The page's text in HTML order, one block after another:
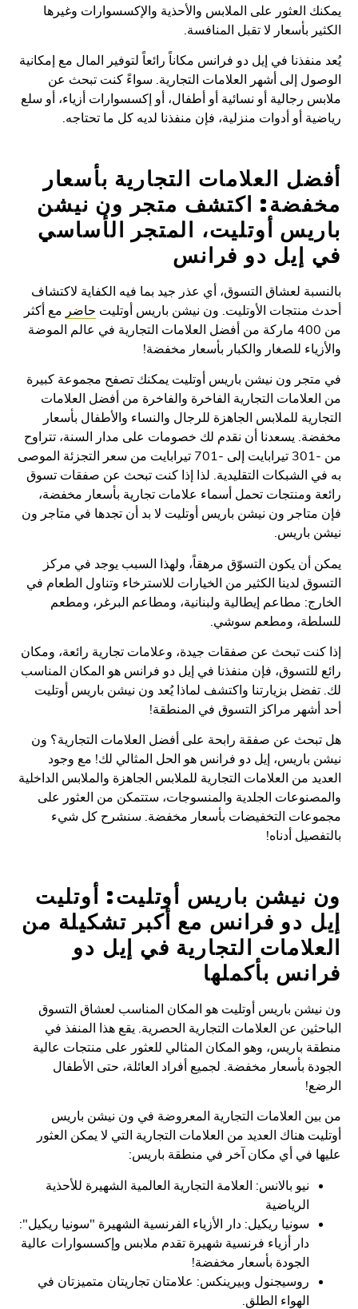
العثور على الملابس والأحذية والإكسسوارات وغيرها
بأسعار لا تقبل المنافسة.
في إيل دو فرانس مكاناً رائعاً لتوفير المال مع إمكانية
إلى أشهر العلامات التجارية. سواءً كنت تبحث عن
رجالية أو نسائية أو أطفال، أو إكسسوارات أزياء، أو سلع
أو أدوات منزلية، فإن منفذنا لديه كل ما تحتاجه.
العلامات التجارية بأسعار
اكتشف متجر ون نيشن
أوتليت، المتجر الأساسي
إيل دو فرانس
لعشاق التسوق، أي عذر جيد بما فيه الكفاية لاكتشاف
منتجات الأوتليت. ون نيشن باريس أوتليتحاضرمع أكثر
من 400 ماركة من أفضل العلامات التجارية في عالم الموضة
للصغار والكبار بأسعار مخفضة!
ون نيشن باريس أوتليت يمكنك تصفح مجموعة كبيرة
التجارية الفاخرة والفاخرة من أفضل العلامات
للملابس الجاهزة للرجال والنساء والأطفال بأسعار
يسعدنا أن نقدم لك خصومات على مدار السنة، تتراوح
من -301 تيرابايت إلى -701 تيرابايت من سعر التجزئة الموصى
الشبكات التقليدية. لذا إذا كنت تبحث عن صفقات تسوق
ومنتجات تحمل أسماء علامات تجارية بأسعار مخفضة،
ون نيشن باريس أوتليت لا بد أن تجدها في متاجر ون
باريس.
أن يكون التسوّق مرهقاً، ولهذا السبب يوجد في مركز
لدينا الكثير من الخيارات للاسترخاء وتناول الطعام في
مطاعم إيطالية ولبنانية، ومطاعم البرغر، ومطعم
ومطعم سوشي.
تبحث عن صفقات جيدة، وعلامات تجارية رائعة، ومكان
للتسوق، فإن منفذنا في إيل دو فرانس هو المكان المناسب
بزيارتنا واكتشف لماذا يُعد ون نيشن باريس أوتليت
مراكز التسوق في المنطقة!
عن صفقة رابحة على أفضل العلامات التجارية؟ ون
باريس، إيل دو فرانس هو الحل المثالي لك! مع وجود
من العلامات التجارية للملابس الجاهزة والملابس الداخلية
الجلدية والمنسوجات، ستتمكن من العثور على
التخفيضات بأسعار مخفضة. سنشرح كل شيء
أدناه!
نيشن باريس أوتليت: أوتليت
دو فرانس مع أكبر تشكيلة من
التجارية في إيل دو
بأكملها
باريس أوتليت هو المكان المناسب لعشاق التسوق
عن العلامات التجارية الحصرية. يقع هذا المنفذ في
باريس، وهو المكان المثالي للعثور على منتجات عالية
بأسعار مخفضة.لجميع أفراد العائلة، حتى الأطفال
العلامات التجارية المعروضة في ون نيشن باريس
هناك العديد من العلامات التجارية التي لا يمكن العثور
في أي مكان آخر في منطقة باريس:
نيو بالانس: العلامة التجارية العالمية الشهيرة للأحذية
الرياضية
سونيا ريكيل: دار الأزياء الفرنسية الشهيرة "سونيا ريكيل":
دار أزياء فرنسية شهيرة تقدم ملابس وإكسسوارات عالية
الجودة بأسعار مخفضة!
روسيجنول وبيرينكس: علامتان تجاريتان متميزتان في
الهواء الطلق.